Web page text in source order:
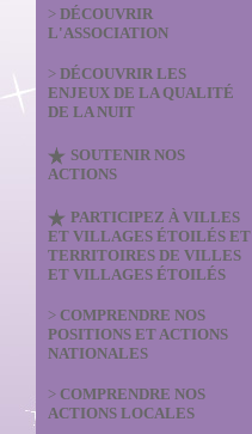
> DÉCOUVRIR
L'ASSOCIATION
> DÉCOUVRIR LES
ENJEUX DE LA QUALITÉ
DE LA NUIT
SOUTENIR NOS
ACTIONS
PARTICIPEZ À VILLES
ET VILLAGES ÉTOILÉS ET
TERRITOIRES DE VILLES
ET VILLAGES ÉTOILÉS
> COMPRENDRE NOS
POSITIONS ET ACTIONS
NATIONALES
> COMPRENDRE NOS
ACTIONS LOCALES